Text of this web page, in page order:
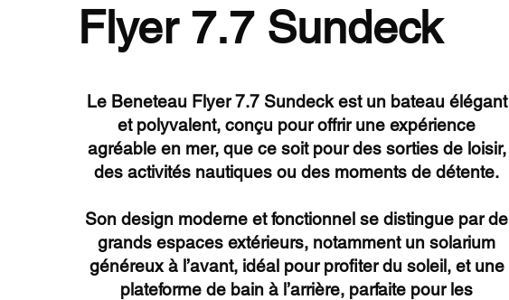
Le Beneteau Flyer 7.7 Sundeck est un bateau élégant
et polyvalent, conçu pour offrir une expérience
agréable en mer, que ce soit pour des sorties de loisir,
des activités nautiques ou des moments de détente.
Son design moderne et fonctionnel se distingue par de
grands espaces extérieurs, notamment un solarium
généreux à l’avant, idéal pour profiter du soleil, et une
plateforme de bain à l’arrière, parfaite pour les
Flyer 7.7 Sundeck